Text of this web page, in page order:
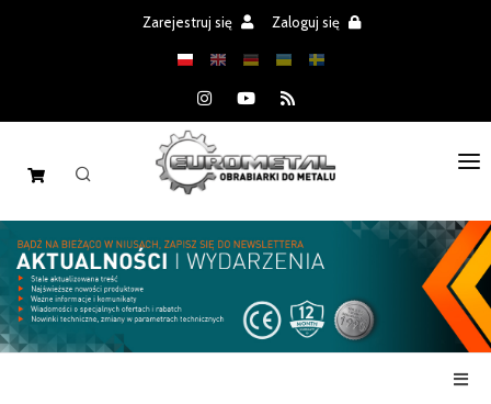
Zarejestruj się Zaloguj się
STRONA GŁÓWNA
MASZYNY
CZĘŚCI